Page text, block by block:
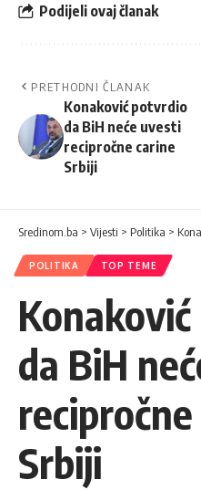
Podijeli ovaj članak
PRETHODNI ČLANAK
Konaković potvrdio
da BiH neće uvesti
recipročne carine
Srbiji
Sredinom.ba > Vijesti > Politika >
POLITIKA TOP TEME
da BiH
Srbiji